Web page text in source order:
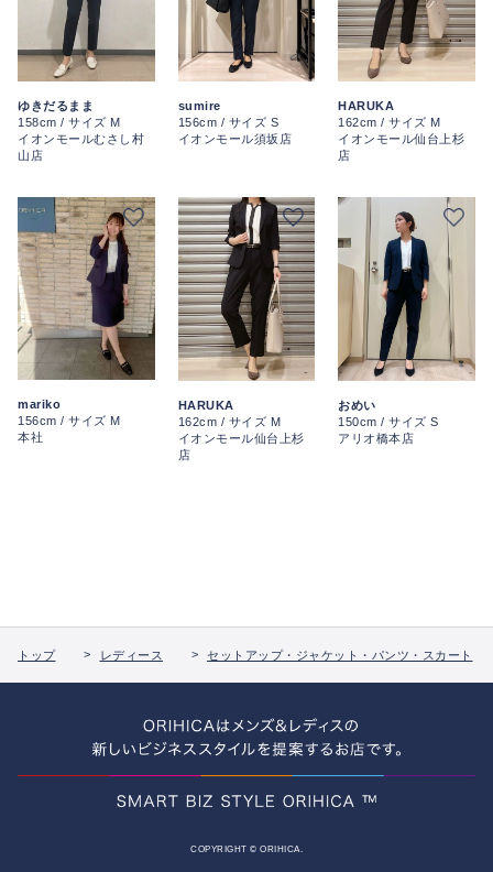
ゆきだるまま
158cm / サイズ M
イオンモールむさし村
山店
sumire
156cm / サイズ S
イオンモール須坂店
HARUKA
162cm / サイズ M
イオンモール仙台上杉
店
mariko
156cm / サイズ M
本社
HARUKA
162cm / サイズ M
イオンモール仙台上杉
店
おめい
150cm / サイズ S
アリオ橋本店
トップ レディース セットアップ・ジャケット・パンツ・スカート
COPYRIGHT © ORIHICA.